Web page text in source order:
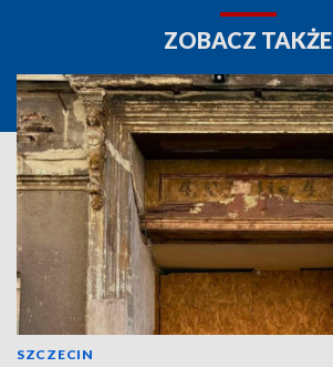
ZOBACZ TAKŻE
SZCZECIN